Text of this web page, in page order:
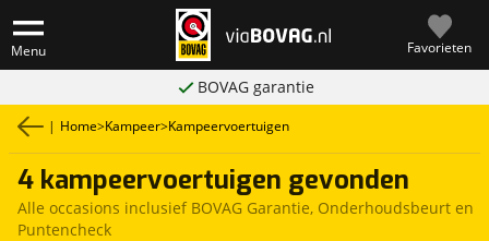
Menu Favorieten
BOVAG garantie
| Home>Kampeer>Kampeervoertuigen
4 kampeervoertuigen gevonden
Alle occasions inclusief BOVAG Garantie, Onderhoudsbeurt en
Puntencheck